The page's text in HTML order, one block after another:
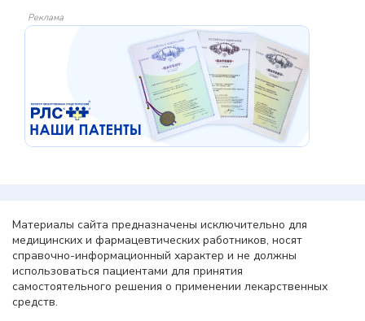
Реклама
Материалы сайта предназначены исключительно для
медицинских и фармацевтических работников, носят
справочно-информационный характер и не должны
использоваться пациентами для принятия
самостоятельного решения о применении лекарственных
средств.